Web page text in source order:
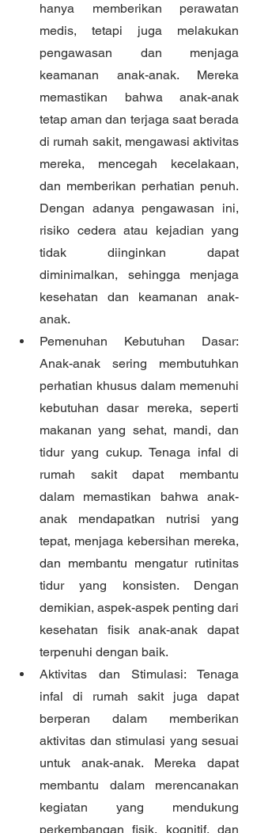
hanya memberikan perawatan
medis, tetapi juga melakukan
pengawasan dan menjaga
keamanan anak-anak. Mereka
memastikan bahwa anak-anak
tetap aman dan terjaga saat berada
di rumah sakit, mengawasi aktivitas
mereka, mencegah kecelakaan,
dan memberikan perhatian penuh.
Dengan adanya pengawasan ini,
risiko cedera atau kejadian yang
tidak diinginkan dapat
diminimalkan, sehingga menjaga
kesehatan dan keamanan anak-
anak.
Pemenuhan Kebutuhan Dasar:
Anak-anak sering membutuhkan
perhatian khusus dalam memenuhi
kebutuhan dasar mereka, seperti
makanan yang sehat, mandi, dan
tidur yang cukup. Tenaga infal di
rumah sakit dapat membantu
dalam memastikan bahwa anak-
anak mendapatkan nutrisi yang
tepat, menjaga kebersihan mereka,
dan membantu mengatur rutinitas
tidur yang konsisten. Dengan
demikian, aspek-aspek penting dari
kesehatan fisik anak-anak dapat
terpenuhi dengan baik.
Aktivitas dan Stimulasi: Tenaga
infal di rumah sakit juga dapat
berperan dalam memberikan
aktivitas dan stimulasi yang sesuai
untuk anak-anak. Mereka dapat
membantu dalam merencanakan
kegiatan yang mendukung
perkembangan fisik, kognitif, dan